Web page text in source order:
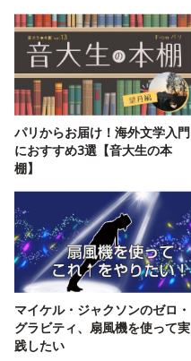
パリからお届け！海外文学入門
におすすめ3選【音大生の本
棚】
マイケル・ジャクソンのゼロ・
グラビティ、扇風機を使って実
践したい